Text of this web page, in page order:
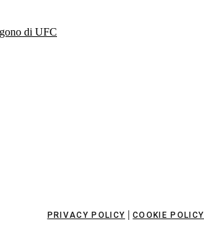
di UFC
PRIVACY POLICY |COOKIE POLICY